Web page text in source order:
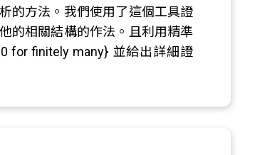
的方法。我們使用了這個工具證
的相關結構的作法。且利用精準
for finitely many} 並給出詳細證